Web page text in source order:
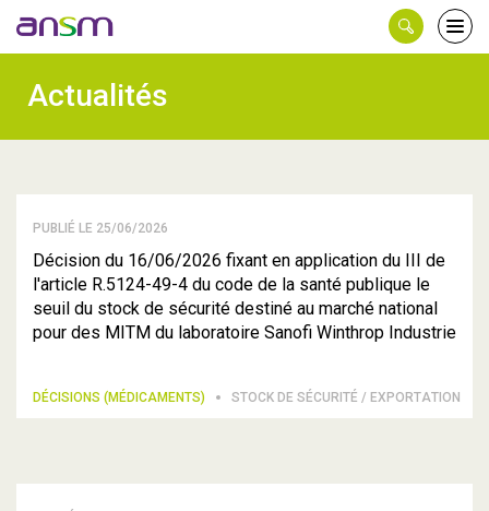
le
Actualités
PUBLIÉ LE 25/06/2026
Décision du 16/06/2026 fixant en application du III de
l'article R.5124-49-4 du code de la santé publique le
seuil du stock de sécurité destiné au marché national
pour des MITM du laboratoire Sanofi Winthrop Industrie
DÉCISIONS (MÉDICAMENTS) STOCK DE SÉCURITÉ / EXPORTATION